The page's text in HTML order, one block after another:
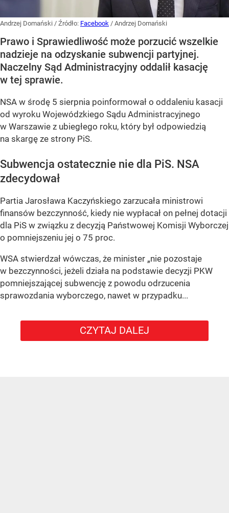
Andrzej Domański / Źródło: Facebook / Andrzej Domański
Prawo i Sprawiedliwość może porzucić wszelkie
nadzieje na odzyskanie subwencji partyjnej.
Naczelny Sąd Administracyjny oddalił kasację
w tej sprawie.
NSA w środę 5 sierpnia poinformował o oddaleniu kasacji
od wyroku Wojewódzkiego Sądu Administracyjnego
w Warszawie z ubiegłego roku, który był odpowiedzią
na skargę ze strony PiS.
Subwencja ostatecznie nie dla PiS. NSA
zdecydował
Partia Jarosława Kaczyńskiego zarzucała ministrowi
finansów bezczynność, kiedy nie wypłacał on pełnej dotacji
dla PiS w związku z decyzją Państwowej Komisji Wyborczej
o pomniejszeniu jej o 75 proc.
WSA stwierdzał wówczas, że minister „nie pozostaje
w bezczynności, jeżeli działa na podstawie decyzji PKW
pomniejszającej subwencję z powodu odrzucenia
sprawozdania wyborczego, nawet w przypadku...
CZYTAJ DALEJ